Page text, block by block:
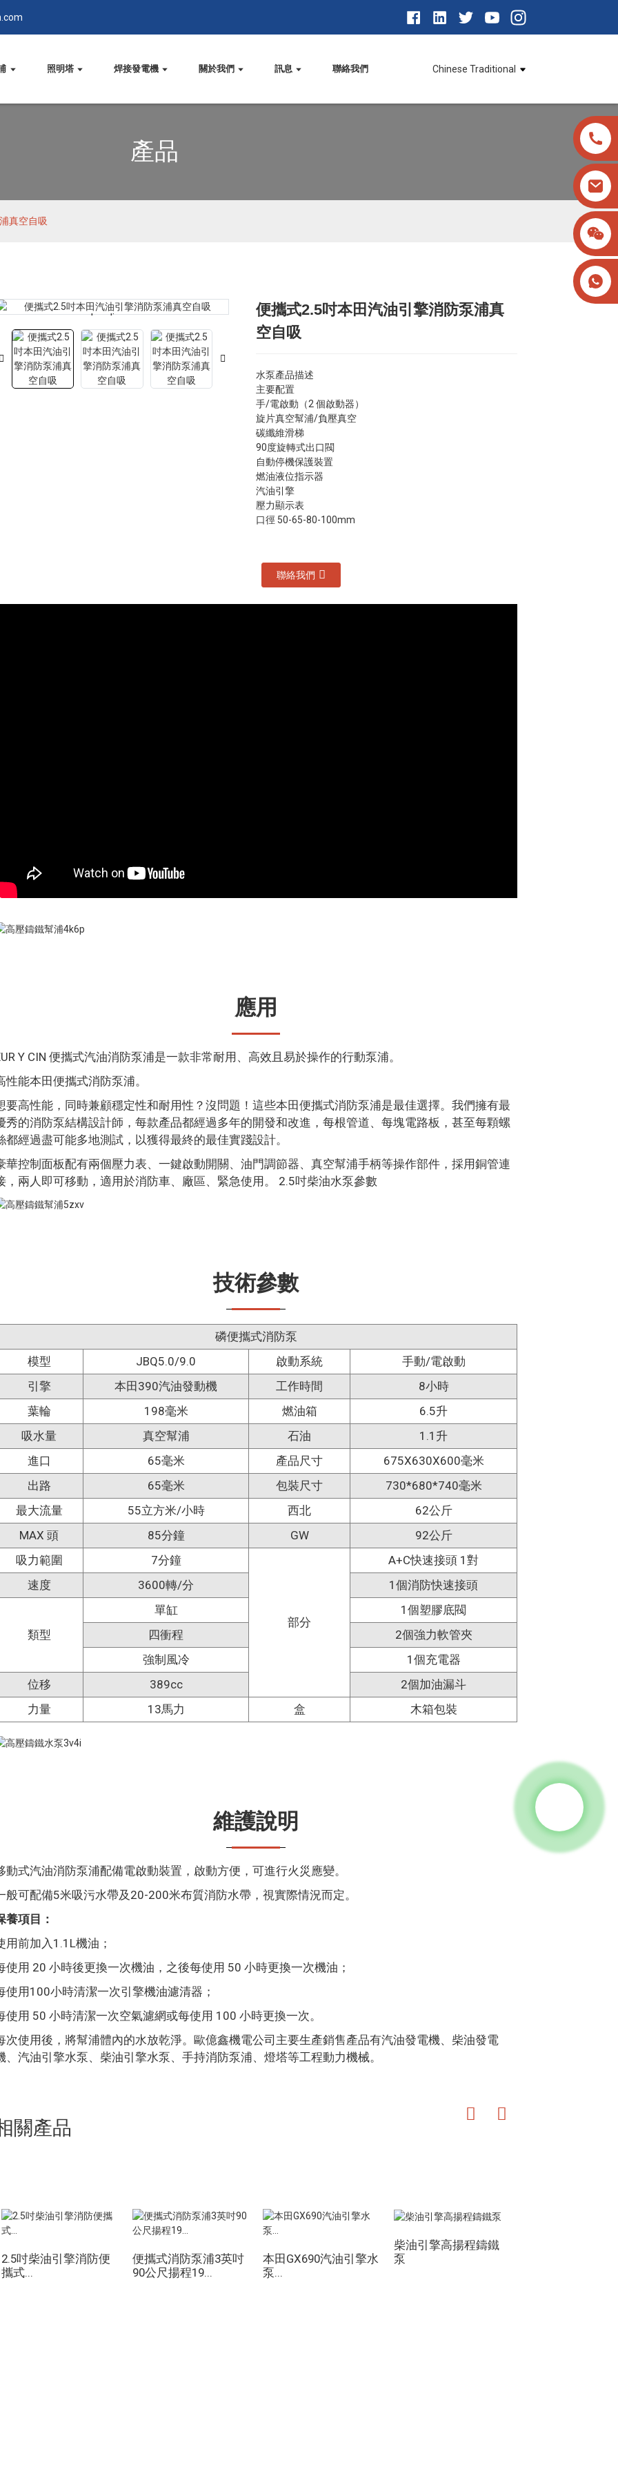
照明塔 焊接發電機 關於我們 訊息 聯絡我們 Chinese Traditional
產品
真空自吸
Loading...
Loading... Loading...
Loading...
便攜式2.5吋本田汽油引擎消防泵浦真
空自吸
水泵產品描述
主要配置
手/電啟動（2 個啟動器）
旋片真空幫浦/負壓真空
碳纖維滑梯
90度旋轉式出口閥
自動停機保護裝置
燃油液位指示器
汽油引擎
壓力顯示表
口徑 50-65-80-100mm
聯絡我們
應用
Y CIN 便攜式汽油消防泵浦是一款非常耐用、高效且易於操作的行動泵浦。
性能本田便攜式消防泵浦。
要高性能，同時兼顧穩定性和耐用性？沒問題！這些本田便攜式消防泵浦是最佳選擇。我們擁有最
秀的消防泵結構設計師，每款產品都經過多年的開發和改進，每根管道、每塊電路板，甚至每顆螺
都經過盡可能多地測試，以獲得最終的最佳實踐設計。
華控制面板配有兩個壓力表、一鍵啟動開關、油門調節器、真空幫浦手柄等操作部件，採用銅管連
，兩人即可移動，適用於消防車、廠區、緊急使用。 2.5吋柴油水泵參數
技術參數
磷便攜式消防泵
模型 JBQ5.0/9.0 啟動系統
手動/電啟動
引擎
本田390汽油發動機 工作時間
8小時
葉輪
198毫米 燃油箱
6.5升
吸水量
真空幫浦 石油
1.1升
進口
65毫米 產品尺寸
675X630X600毫米
出路
65毫米 包裝尺寸
730*680*740毫米
最大流量
55立方米/小時 西北
62公斤
MAX 頭
85分鐘 GW
92公斤
吸力範圍
7分鐘
部分
A+C快速接頭 1對
速度
3600轉/分 1個消防快速接頭
類型
單缸
1個塑膠底閥
四衝程
2個強力軟管夾
強制風冷
1個充電器
位移
389cc
2個加油漏斗
力量
13馬力 盒 木箱包裝
維護說明
動式汽油消防泵浦配備電啟動裝置，啟動方便，可進行火災應變。
般可配備5米吸污水帶及20-200米布質消防水帶，視實際情況而定。
養項目：
用前加入1.1L機油；
使用 20 小時後更換一次機油，之後每使用 50 小時更換一次機油；
使用100小時清潔一次引擎機油濾清器；
使用 50 小時清潔一次空氣濾網或每使用 100 小時更換一次。
次使用後，將幫浦體內的水放乾淨。歐億鑫機電公司主要生產銷售產品有汽油發電機、柴油發電
、汽油引擎水泵、柴油引擎水泵、手持消防泵浦、燈塔等工程動力機械。
關產品
2.5吋柴油引擎消防便
攜式...
便攜式消防泵浦3英吋
90公尺揚程19...
本田GX690汽油引擎水
泵...
柴油引擎高揚程鑄鐵
泵